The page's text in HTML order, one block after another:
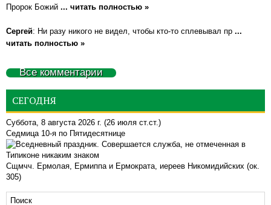
Пророк Божий ... читать полностью »
Сергей: Ни разу никого не видел, чтобы кто-то сплевывал пр ...
читать полностью »
Все комментарии
СЕГОДНЯ
Суббота, 8 августа 2026 г. (26 июля ст.ст.)
Седмица 10-я по Пятидесятнице
Сщмчч. Ермолая, Ермиппа и Ермократа, иереев Никомидийских (ок.
305)